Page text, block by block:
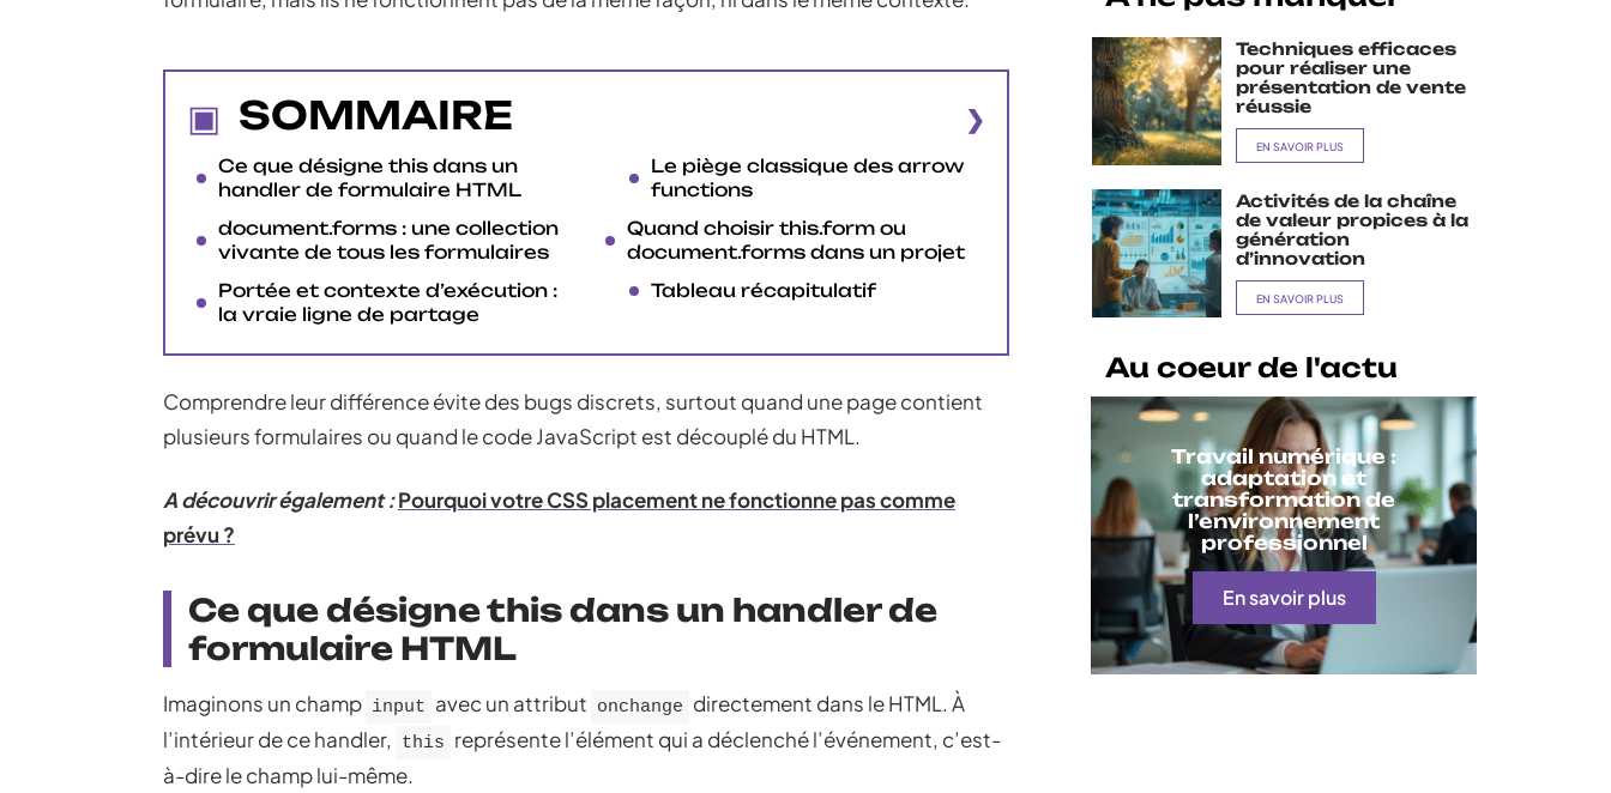
SOMMAIRE
Ce que désigne this dans un
handler de formulaire HTML
document.forms : une collection
vivante de tous les formulaires
Portée et contexte d’exécution :
la vraie ligne de partage
Le piège classique des arrow
functions
Quand choisir this.form ou
document.forms dans un projet
Tableau récapitulatif
Comprendre leur différence évite des bugs discrets, surtout quand une page contient
plusieurs formulaires ou quand le code JavaScript est découplé du HTML.
A découvrir également :Pourquoi votre CSS placement ne fonctionne pas comme
prévu ?
Ce que désigne this dans un handler de
formulaire HTML
Imaginons un champ input avec un attribut onchange directement dans le HTML. À
l’intérieur de ce handler,
this représente l’élément qui a déclenché l’événement, c’est-
à-dire le champ lui-même.
Techniques efficaces
pour réaliser une
présentation de vente
réussie
EN SAVOIR PLUS
Activités de la chaîne
de valeur propices à la
génération
d’innovation
EN SAVOIR PLUS
Au coeur de l'actu
Travail numérique :
adaptation et
transformation de
l’environnement
professionnel
En savoir plus